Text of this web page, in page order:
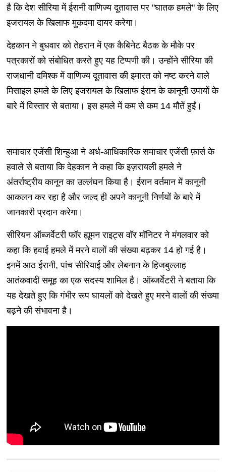
है कि देश सीरिया में ईरानी वाणिज्य दूतावास पर "घातक हमले" के लिए
इजरायल के खिलाफ मुकदमा दायर करेगा।
देहकान ने बुधवार को तेहरान में एक कैबिनेट बैठक के मौके पर
पत्रकारों को संबोधित करते हुए यह टिप्पणी की। उन्होंने सीरिया की
राजधानी दमिश्क में वाणिज्य दूतावास की इमारत को नष्ट करने वाले
मिसाइल हमले के लिए इजरायल के खिलाफ ईरान के कानूनी उपायों के
बारे में विस्तार से बताया। इस हमले में कम से कम 14 मौतें हुईं।
समाचार एजेंसी शिन्हुआ ने अर्ध-आधिकारिक समाचार एजेंसी फ़ार्स के
हवाले से बताया कि देहकान ने कहा कि इज़रायली हमले ने
अंतर्राष्ट्रीय कानून का उल्लंघन किया है। ईरान वर्तमान में कानूनी
आकलन कर रहा है और जल्द ही अपने कानूनी निर्णयों के बारे में
जानकारी प्रदान करेगा।
सीरियन ऑब्जर्वेटरी फॉर ह्यूमन राइट्स वॉर मॉनिटर ने मंगलवार को
कहा कि हवाई हमले में मरने वालों की संख्या बढ़कर 14 हो गई है।
इनमें आठ ईरानी, पांच सीरियाई और लेबनान के हिजबुल्लाह
आतंकवादी समूह का एक सदस्य शामिल है। ऑब्जर्वेटरी ने बताया कि
यह देखते हुए कि गंभीर रूप घायलों को देखते हुए मरने वालों की संख्या
बढ़ने की संभावना है।